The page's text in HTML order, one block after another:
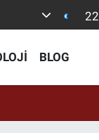
22
BLOG